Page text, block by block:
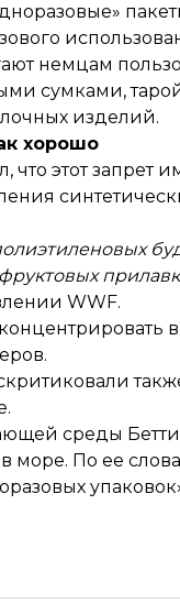
немцам
сумками,
изделий.
хорошо
, что этот запрет
WWF.
среды
море. По ее